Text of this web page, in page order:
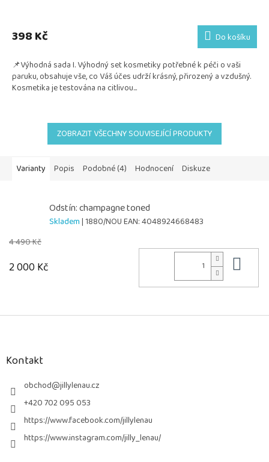
398 Kč Do košíku
📌Výhodná sada I. Výhodný set kosmetiky potřebné k péči o vaši
paruku, obsahuje vše, co Váš účes udrží krásný, přirozený a vzdušný.
Kosmetika je testována na citlivou...
ZOBRAZIT VŠECHNY SOUVISEJÍCÍ PRODUKTY
Varianty Popis Podobné (4) Hodnocení Diskuze
Odstín: champagne toned
Skladem| 1880/NOUEAN:4048924668483
4 490 Kč
2 000 Kč
Z
Kontakt
obchod@jillylenau.cz
+420 702 095 053
https://www.facebook.com/jillylenau
https://www.instagram.com/jilly_lenau/